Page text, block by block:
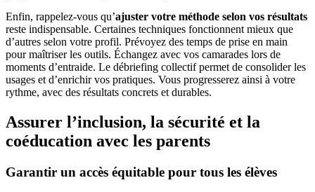
Enfin, rappelez-vous qu’ajuster votre méthode selon vos résultats
reste indispensable. Certaines techniques fonctionnent mieux que
d’autres selon votre profil. Prévoyez des temps de prise en main
pour maîtriser les outils. Échangez avec vos camarades lors de
moments d’entraide. Le débriefing collectif permet de consolider les
usages et d’enrichir vos pratiques. Vous progresserez ainsi à votre
rythme, avec des résultats concrets et durables.
Assurer l’inclusion, la sécurité et la
coéducation avec les parents
Garantir un accès équitable pour tous les élèves